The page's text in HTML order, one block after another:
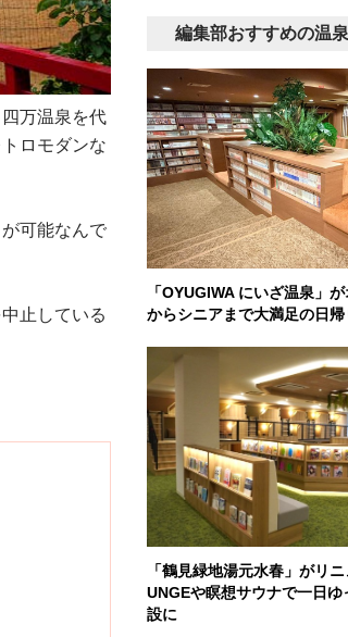
万温泉を代
ロモダンな
可能なんで
止している
編集部おすすめの温
「OYUGIWA にいざ温泉」
からシニアまで大満足の日
「鶴見緑地湯元水春」がリ
UNGEや瞑想サウナで一日
設に